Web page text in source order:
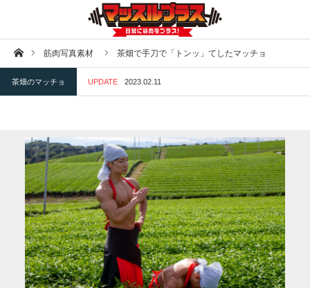
ホーム筋肉写真素材 茶畑で手刀で「トンッ」てしたマッチョ
茶畑のマッチョ UPDATE 2023.02.11